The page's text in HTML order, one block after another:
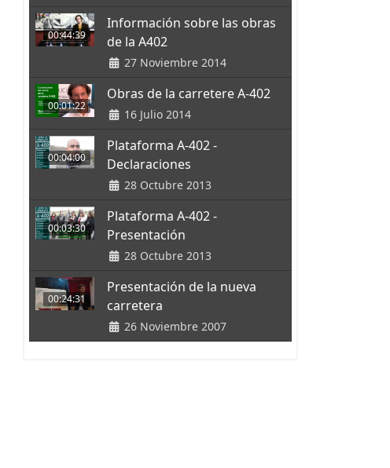
00:44:39
Información sobre las obras
de la A402
27 Noviembre 2014
00:01:22
Obras de la carretere A-402
16 Julio 2014
00:04:00
Plataforma A-402 -
Declaraciones
28 Octubre 2013
00:03:30
Plataforma A-402 -
Presentación
28 Octubre 2013
00:24:31
Presentación de la nueva
carretera
26 Noviembre 2007